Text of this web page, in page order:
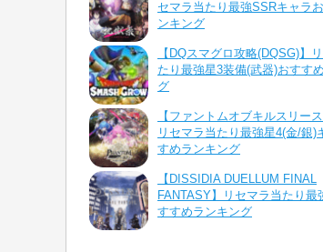
セマラ当たり最強SSRキャラ
ンキング
【DQスマグロ攻略(DQSG)】
たり最強星3装備(武器)おすす
グ
【ファントムオブキルスリース
リセマラ当たり最強星4(金/銀)
すめランキング
【DISSIDIA DUELLUM FINAL
FANTASY】リセマラ当たり最
すすめランキング